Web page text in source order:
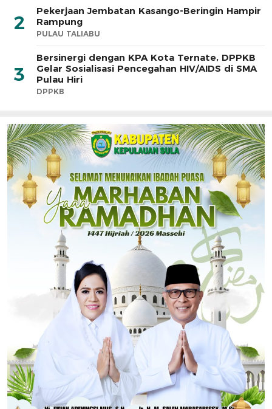
2
Pekerjaan Jembatan Kasango-Beringin Hampir
Rampung
PULAU TALIABU
3
Bersinergi dengan KPA Kota Ternate, DPPKB
Gelar Sosialisasi Pencegahan HIV/AIDS di SMA
Pulau Hiri
DPPKB